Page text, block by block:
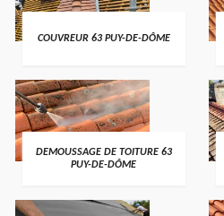
COUVREUR 63 PUY-DE-DÔME
DEMOUSSAGE DE TOITURE 63
PUY-DE-DÔME